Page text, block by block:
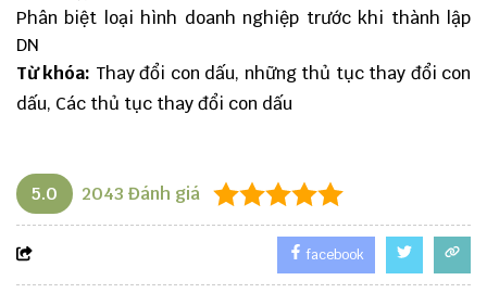
Phân biệt loại hình doanh nghiệp trước khi thành lập
DN
Từ khóa: Thay đổi con dấu, những thủ tục thay đổi con
dấu, Các thủ tục thay đổi con dấu
5.0 2043 Đánh giá
facebook